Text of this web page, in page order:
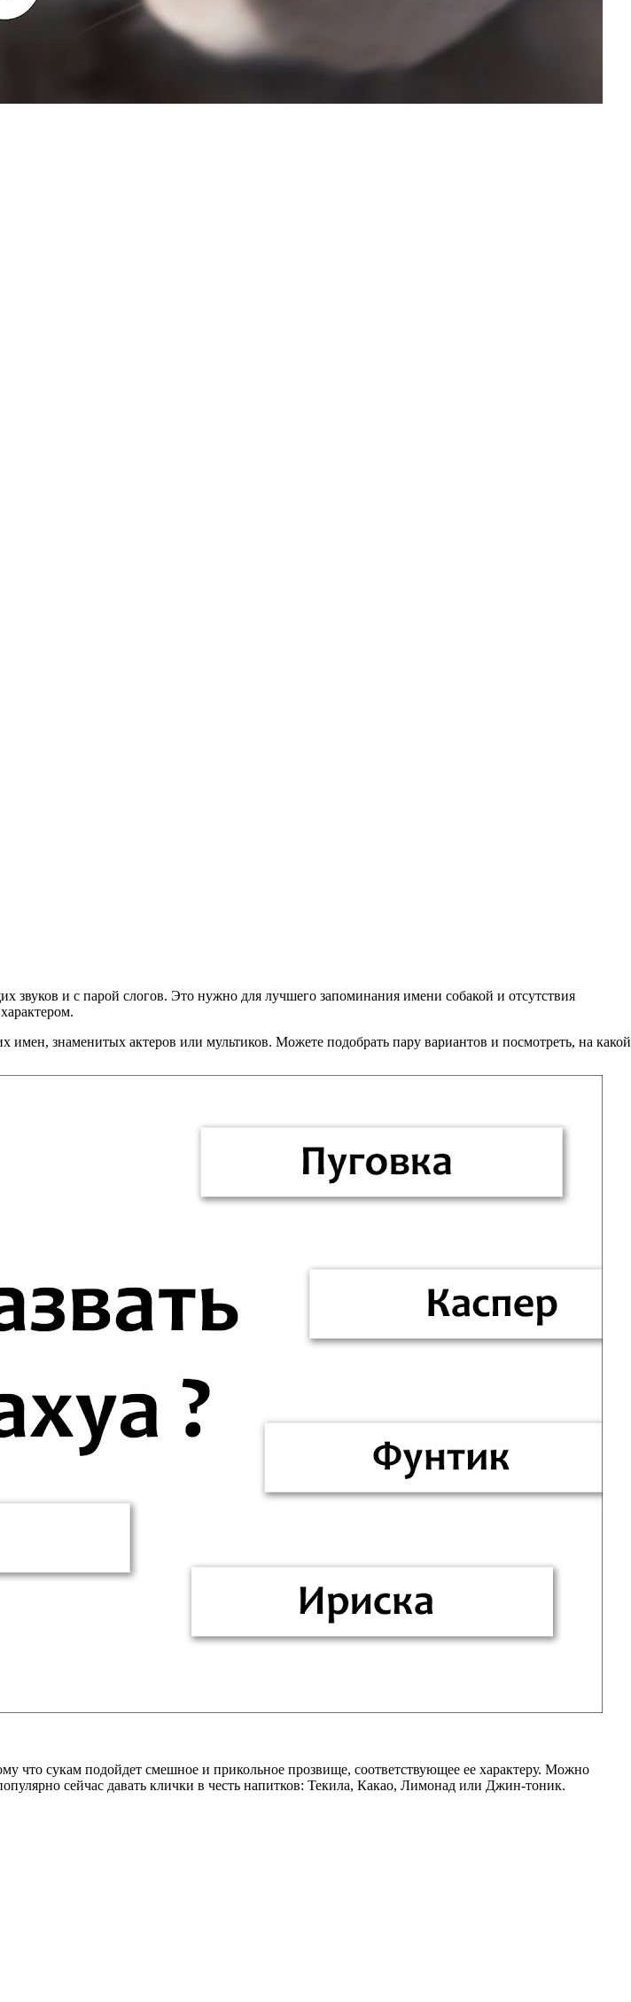
звуков и с парой слогов. Это нужно для лучшего запоминания имени собакой и отсутствия
знаменитых актеров или мультиков. Можете подобрать пару вариантов и посмотреть, на какой
что сукам подойдет смешное и прикольное прозвище, соответствующее ее характеру. Можно
сейчас давать клички в честь напитков: Текила, Какао, Лимонад или Джин-тоник.